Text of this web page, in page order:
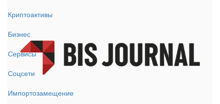
Криптоактивы
Бизнес
Сервисы
Соцсети
Импортозамещение